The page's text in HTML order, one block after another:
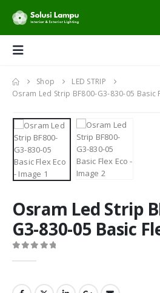
Shop
LED STRIP
Osram Led Strip BF800-G3-830-05 Basic
Osram Led Strip
G3-830-05 Basic